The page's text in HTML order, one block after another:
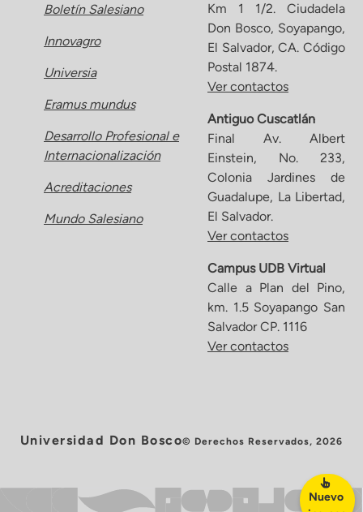
Acreditaciones
Boletín de noticias
Nuevo
Boletín Salesiano
Innovagro
Universia
Eramus mundus
Desarrollo Profesional e
Internacionalización
Acreditaciones
Mundo Salesiano
Km 1 1/2. Ciudadela
Don Bosco, Soyapango,
El Salvador, CA. Código
Postal 1874.
Ver contactos
Antiguo Cuscatlán
Final Av. Albert
Einstein, No. 233,
Colonia Jardines de
Guadalupe, La Libertad,
El Salvador.
Ver contactos
Campus UDB Virtual
Calle a Plan del Pino,
km. 1.5 Soyapango San
Salvador CP. 1116
Ver contactos
Universidad Don Bosco© Derechos Reservados, 2026